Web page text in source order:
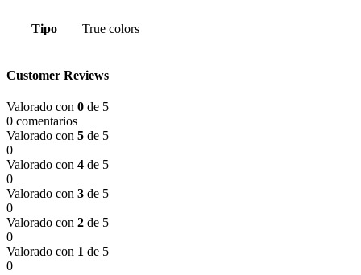
Tipo True colors
Customer Reviews
Valorado con 0 de 5
0 comentarios
Valorado con 5 de 5
0
Valorado con 4 de 5
0
Valorado con 3 de 5
0
Valorado con 2 de 5
0
Valorado con 1 de 5
0